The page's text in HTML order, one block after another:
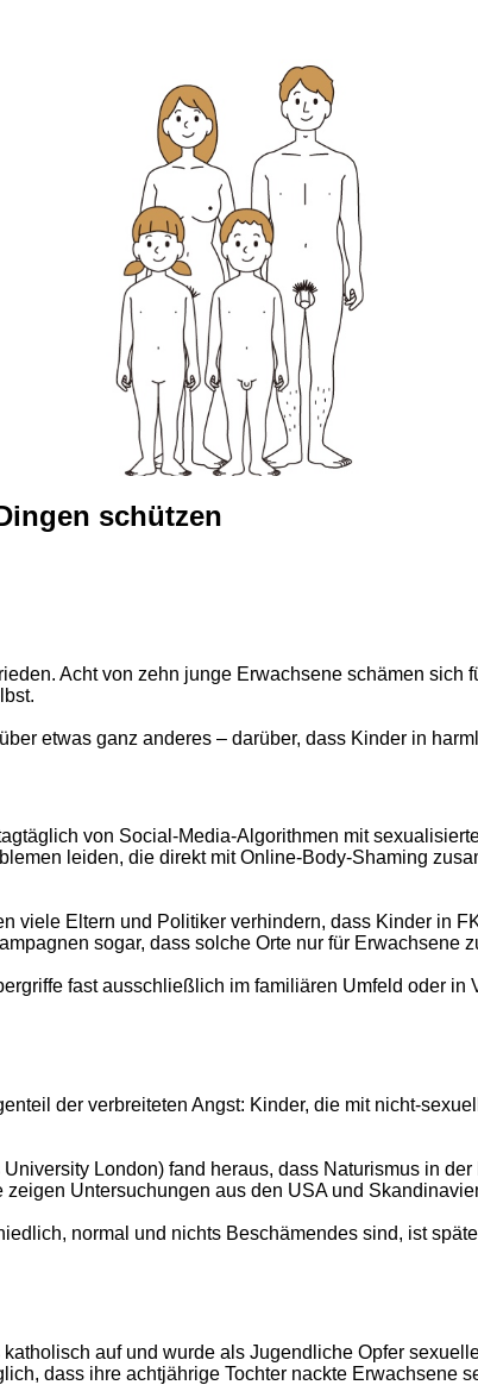
schützen
Acht von zehn junge Erwachsene schämen sich
etwas ganz anderes – darüber, dass Kinder in
von Social-Media-Algorithmen mit
leiden, die direkt mit Online-Body-Shaming
viele Eltern und Politiker verhindern, dass Kinder in
sogar, dass solche Orte nur für Erwachsene
fast ausschließlich im familiären Umfeld oder
der verbreiteten Angst: Kinder, die mit nicht-
London) fand heraus, dass Naturismus in
Untersuchungen aus den USA und
normal und nichts Beschämendes sind, ist
auf und wurde als Jugendliche Opfer
dass ihre achtjährige Tochter nackte Erwachsene